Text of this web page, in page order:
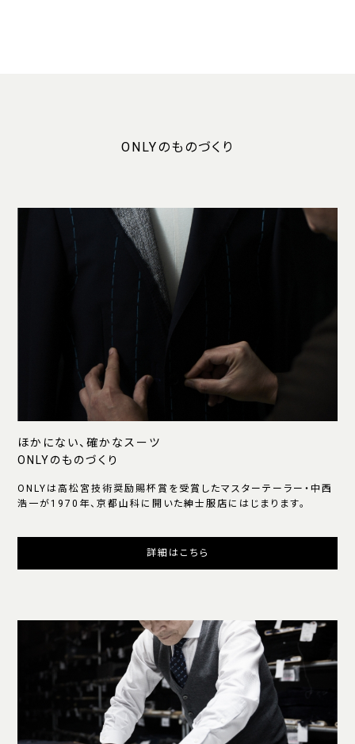
ONLYのものづくり
ほかにない、確かなスーツ
ONLYのものづくり
ONLYは高松宮技術奨励賜杯賞を受賞したマスターテーラー・中西
浩一が1970年、京都山科に開いた紳士服店にはじまります。
詳細はこちら